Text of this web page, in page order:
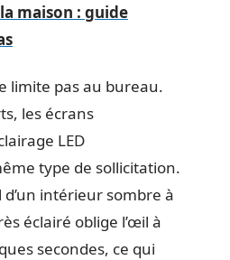
maison : guide
limite pas au bureau.
les écrans
LED
type de sollicitation.
intérieur sombre à
éclairé oblige l’œil à
secondes, ce qui